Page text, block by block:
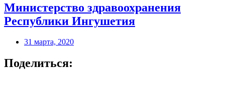
Министерство здравоохранения
Республики Ингушетия
31 марта, 2020
Поделиться: